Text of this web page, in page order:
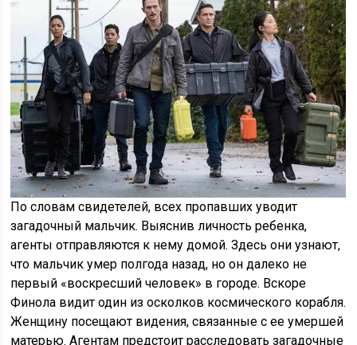
По словам свидетелей, всех пропавших уводит
загадочный мальчик. Выяснив личность ребенка,
агенты отправляются к нему домой. Здесь они узнают,
что мальчик умер полгода назад, но он далеко не
первый «воскресший человек» в городе. Вскоре
Финола видит один из осколков космического корабля.
Женщину посещают видения, связанные с ее умершей
матерью. Агентам предстоит расследовать загадочные